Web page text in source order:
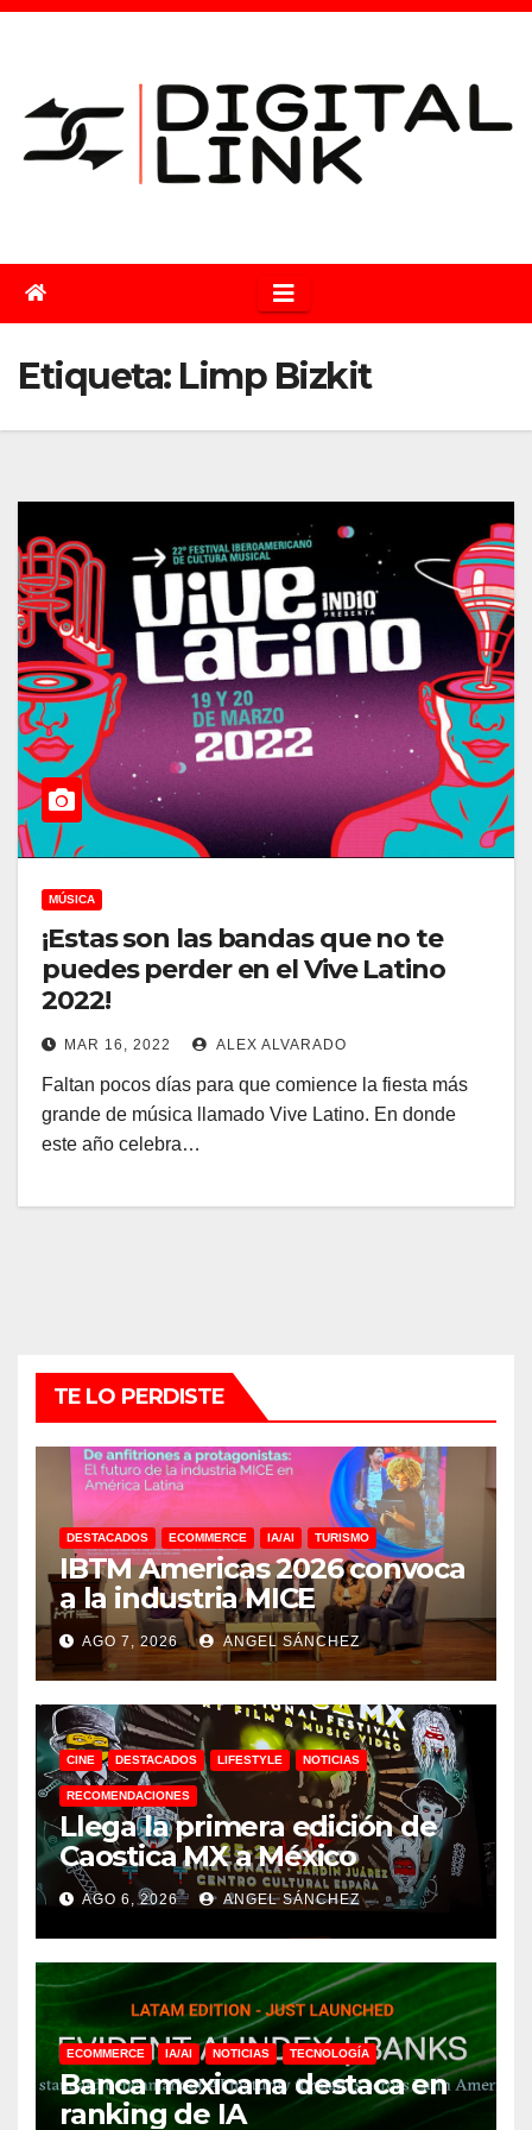
Saltar
Etiqueta: Limp Bizkit
MÚSICA
¡Estas son las bandas que no te
puedes perder en el Vive Latino
2022!
MAR 16, 2022 ALEX ALVARADO
Faltan pocos días para que comience la fiesta más
grande de música llamado Vive Latino. En donde
este año celebra…
TE LO PERDISTE
DESTACADOS ECOMMERCE IA/AI TURISMO
IBTM Americas 2026 convoca
a la industria MICE
AGO 7, 2026 ANGEL SÁNCHEZ
CINE DESTACADOS LIFESTYLE NOTICIAS
RECOMENDACIONES
Llega la primera edición de
Caostica MX a México
AGO 6, 2026 ANGEL SÁNCHEZ
ECOMMERCE IA/AI NOTICIAS TECNOLOGÍA
Banca mexicana destaca en
ranking de IA